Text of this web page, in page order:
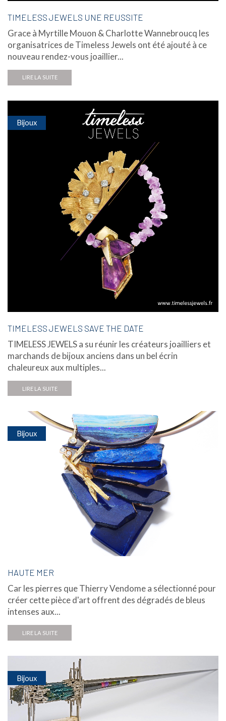
TIMELESS JEWELS UNE REUSSITE
Grace à Myrtille Mouon & Charlotte Wannebroucq les
organisatrices de Timeless Jewels ont été ajouté à ce
nouveau rendez-vous joaillier...
LIRE LA SUITE
Bijoux
TIMELESS JEWELS SAVE THE DATE
TIMELESS JEWELS a su réunir les créateurs joailliers et
marchands de bijoux anciens dans un bel écrin
chaleureux aux multiples...
LIRE LA SUITE
Bijoux
HAUTE MER
Car les pierres que Thierry Vendome a sélectionné pour
créer cette pièce d'art offrent des dégradés de bleus
intenses aux...
LIRE LA SUITE
Bijoux